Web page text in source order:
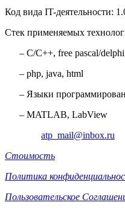
Код вида IT-деятельности:
Стек применяемых
– C/C++, free pascal/
– php, java, html
– Языки
– MATLAB, LabView
atp_mail@inbox.ru
Стоимость
Политика
Пользовательское